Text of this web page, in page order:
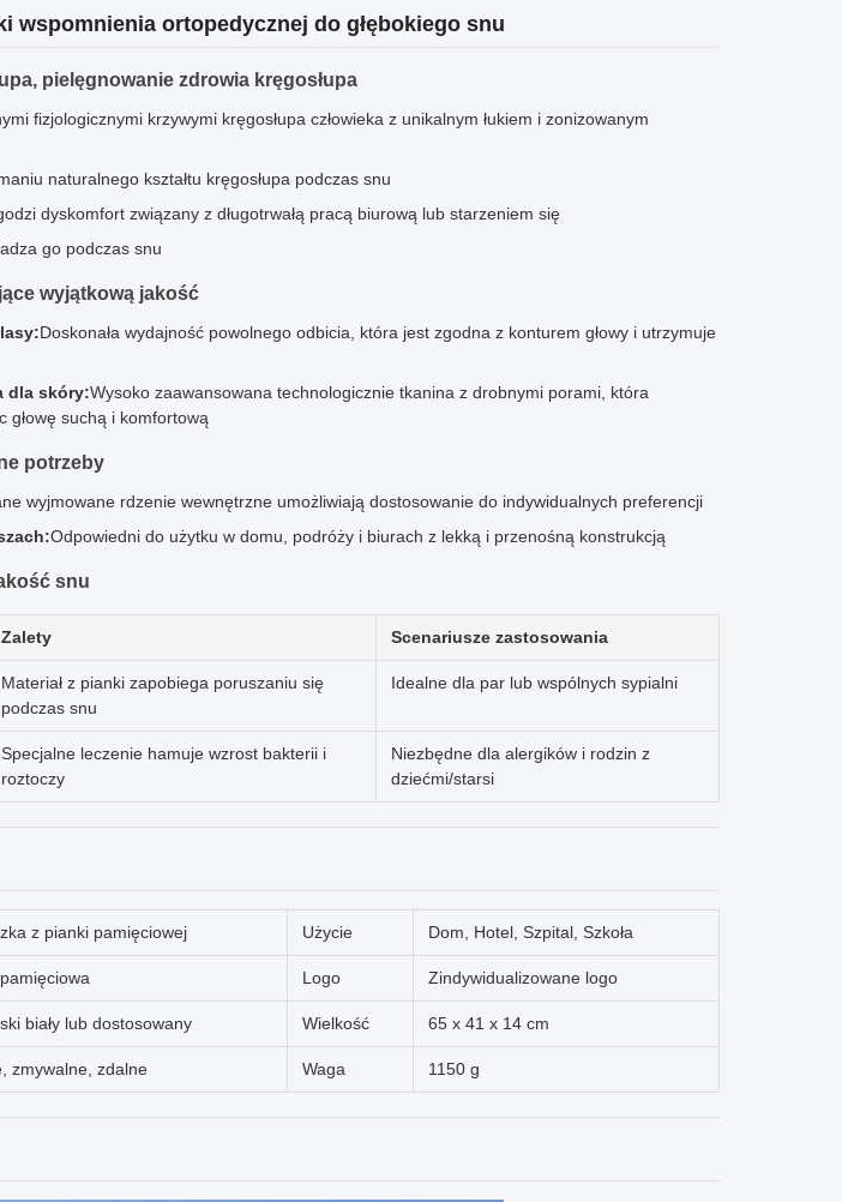
wspomnienia ortopedycznej do głębokiego snu
pielęgnowanie zdrowia kręgosłupa
fizjologicznymi krzywymi kręgosłupa człowieka z unikalnym łukiem i zonizowanym
naturalnego kształtu kręgosłupa podczas snu
dyskomfort związany z długotrwałą pracą biurową lub starzeniem się
go podczas snu
wyjątkową jakość
Doskonała wydajność powolnego odbicia, która jest zgodna z konturem głowy i utrzymuje
dla skóry:Wysoko zaawansowana technologicznie tkanina z drobnymi porami, która
głowę suchą i komfortową
potrzeby
wyjmowane rdzenie wewnętrzne umożliwiają dostosowanie do indywidualnych preferencji
Odpowiedni do użytku w domu, podróży i biurach z lekką i przenośną konstrukcją
snu
Zalety Scenariusze zastosowania
Materiał z pianki zapobiega poruszaniu się
podczas snu
Idealne dla par lub wspólnych sypialni
Specjalne leczenie hamuje wzrost bakterii i
roztoczy
Niezbędne dla alergików i rodzin z
dziećmi/starsi
z pianki pamięciowej Użycie Dom, Hotel, Szpital, Szkoła
Logo Zindywidualizowane logo
biały lub dostosowany Wielkość 65 x 41 x 14 cm
zmywalne, zdalne Waga 1150 g